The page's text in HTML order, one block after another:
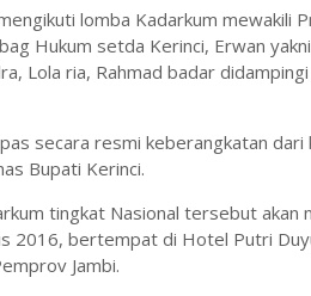
lomba Kadarkum mewakili
Hukum setda Kerinci, Erwan
Lola ria, Rahmad badar
secara resmi keberangkatan
Bupati Kerinci.
tingkat Nasional tersebut akan
2016, bertempat di Hotel Putri
Jambi.